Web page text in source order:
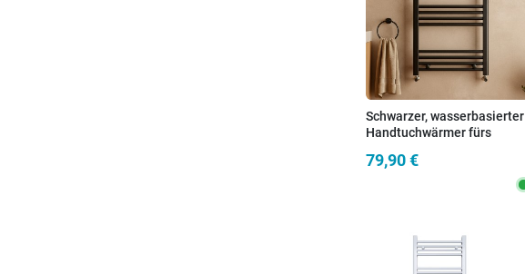
Schwarzer, wasserbasierter
Handtuchwärmer fürs
450 mm Mittenabstand |
79,90 €